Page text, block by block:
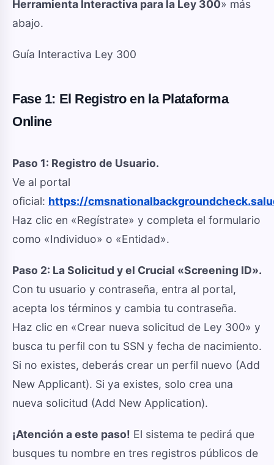
Herramienta Interactiva para la Ley 300» más
abajo.
Guía Interactiva Ley 300
Fase 1: El Registro en la Plataforma
Online
Paso 1: Registro de Usuario.
Ve al portal
oficial: https://
Haz clic en «Regístrate» y completa el formulario
como «Individuo» o «Entidad».
Paso 2: La Solicitud y el Crucial «Screening ID».
Con tu usuario y contraseña, entra al portal,
acepta los términos y cambia tu contraseña.
Haz clic en «Crear nueva solicitud de Ley 300» y
busca tu perfil con tu SSN y fecha de nacimiento.
Si no existes, deberás crear un perfil nuevo (Add
New Applicant). Si ya existes, solo crea una
nueva solicitud (Add New Application).
¡Atención a este paso! El sistema te pedirá que
busques tu nombre en tres registros públicos de